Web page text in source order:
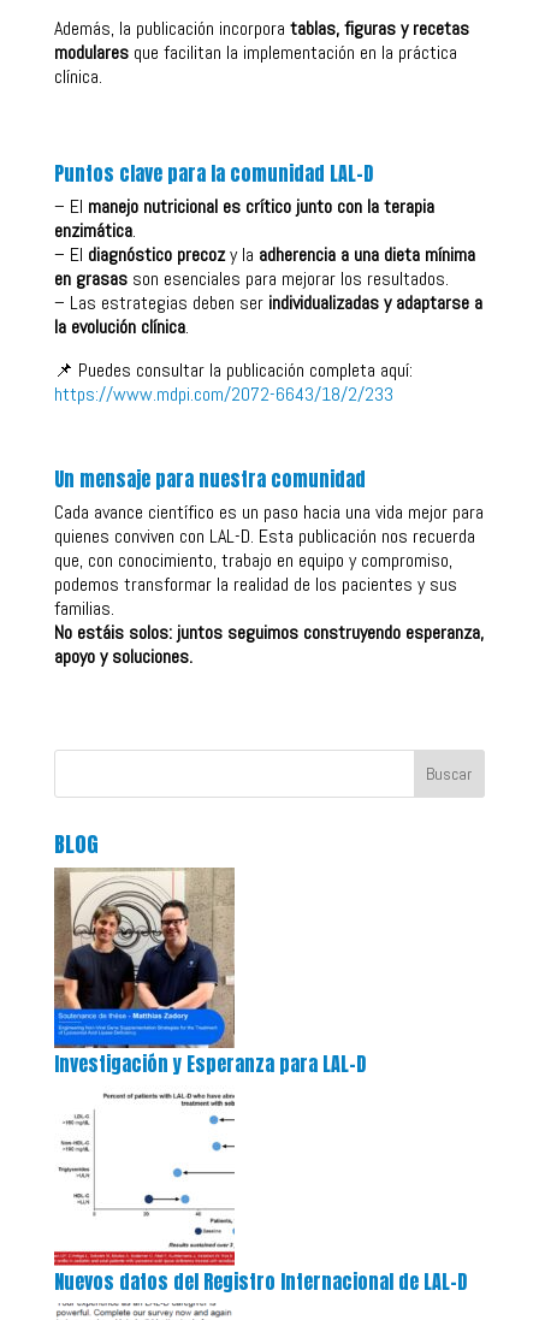
Además, la publicación incorpora tablas, figuras y recetas
modularesque facilitan la implementación en la práctica
clínica.
Puntos clave para la comunidad LAL-D
– El manejo nutricional es crítico junto con la terapia
enzimática.
– El diagnóstico precozy la adherencia a una dieta mínima
en grasasson esenciales para mejorar los resultados.
– Las estrategias deben ser individualizadas y adaptarse a
la evolución clínica.
📌 Puedes consultar la publicación completa aquí:
https://www.mdpi.com/2072-6643/18/2/233
Un mensaje para nuestra comunidad
Cada avance científico es un paso hacia una vida mejor para
quienes conviven con LAL-D. Esta publicación nos recuerda
que, con conocimiento, trabajo en equipo y compromiso,
podemos transformar la realidad de los pacientes y sus
familias.
No estáis solos: juntos seguimos construyendo esperanza,
apoyo y soluciones.
Buscar
BLOG
Investigación y Esperanza para LAL-D
Nuevos datos del Registro Internacional de LAL-D